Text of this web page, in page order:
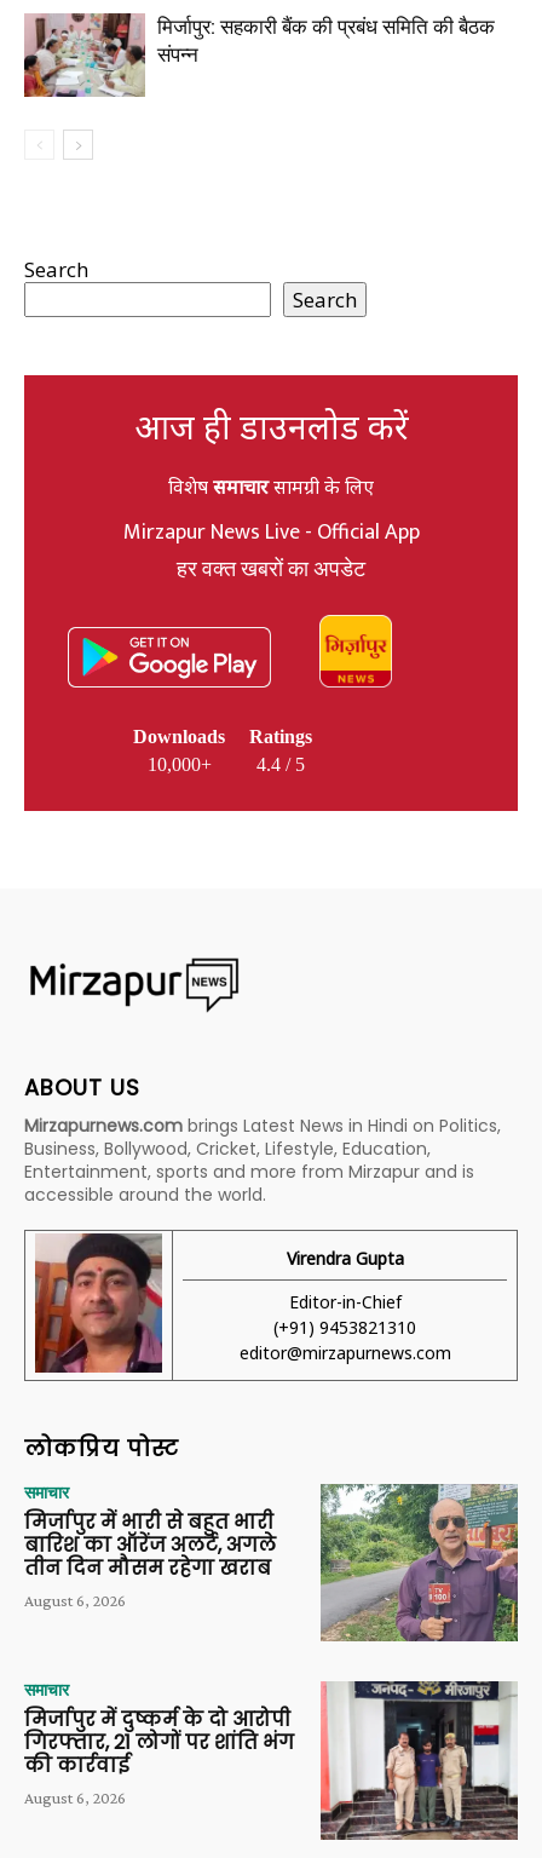
मिर्जापुर: सहकारी बैंक की प्रबंध समिति की बैठक
संपन्न
Search
Search
आज ही डाउनलोड करें
विशेषसमाचारसामग्री के लिए
Mirzapur News Live - Official App
हर वक्त खबरों का अपडेट
Downloads
10,000+
Ratings
4.4 / 5
ABOUT US
Mirzapurnews.com brings Latest News in Hindi on Politics,
Business, Bollywood, Cricket, Lifestyle, Education,
Entertainment, sports and more from Mirzapur and is
accessible around the world.
Virendra Gupta
Editor-in-Chief
(+91) 9453821310
editor@mirzapurnews.com
लोकप्रिय पोस्ट
समाचार
मिर्जापुर में भारी से बहुत भारी
बारिश का ऑरेंज अलर्ट, अगले
तीन दिन मौसम रहेगा खराब
August 6, 2026
समाचार
मिर्जापुर में दुष्कर्म के दो आरोपी
गिरफ्तार, 21 लोगों पर शांति भंग
की कार्रवाई
August 6, 2026